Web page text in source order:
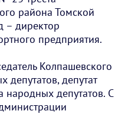
района Томской
– директор
предприятия.
Колпашевского
депутатов, депутат
народных депутатов. С